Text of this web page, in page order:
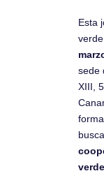
Esta
sede
XIII,
forma